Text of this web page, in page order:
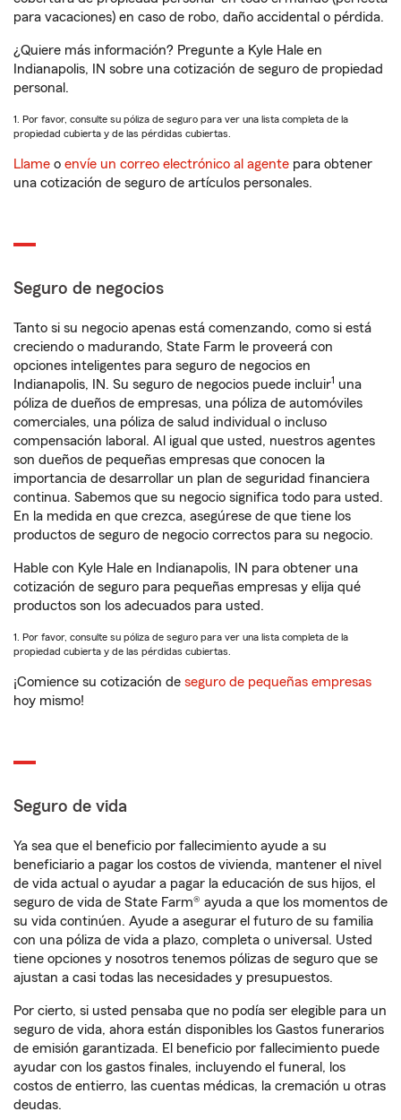
para vacaciones) en caso de robo, daño accidental o pérdida.
¿Quiere más información? Pregunte a Kyle Hale en
Indianapolis, IN sobre una cotización de seguro de propiedad
personal.
1. Por favor, consulte su póliza de seguro para ver una lista completa de la
propiedad cubierta y de las pérdidas cubiertas.
Llame o envíe un correo electrónico al agente para obtener
una cotización de seguro de artículos personales.
Seguro de negocios
Tanto si su negocio apenas está comenzando, como si está
creciendo o madurando, State Farm le proveerá con
opciones inteligentes para seguro de negocios en
Indianapolis, IN. Su seguro de negocios puede incluir1 una
póliza de dueños de empresas, una póliza de automóviles
comerciales, una póliza de salud individual o incluso
compensación laboral. Al igual que usted, nuestros agentes
son dueños de pequeñas empresas que conocen la
importancia de desarrollar un plan de seguridad financiera
continua. Sabemos que su negocio significa todo para usted.
En la medida en que crezca, asegúrese de que tiene los
productos de seguro de negocio correctos para su negocio.
Hable con Kyle Hale en Indianapolis, IN para obtener una
cotización de seguro para pequeñas empresas y elija qué
productos son los adecuados para usted.
1. Por favor, consulte su póliza de seguro para ver una lista completa de la
propiedad cubierta y de las pérdidas cubiertas.
¡Comience su cotización de seguro de pequeñas empresas
hoy mismo!
Seguro de vida
Ya sea que el beneficio por fallecimiento ayude a su
beneficiario a pagar los costos de vivienda, mantener el nivel
de vida actual o ayudar a pagar la educación de sus hijos, el
seguro de vida de State Farm® ayuda a que los momentos de
su vida continúen. Ayude a asegurar el futuro de su familia
con una póliza de vida a plazo, completa o universal. Usted
tiene opciones y nosotros tenemos pólizas de seguro que se
ajustan a casi todas las necesidades y presupuestos.
Por cierto, si usted pensaba que no podía ser elegible para un
seguro de vida, ahora están disponibles los Gastos funerarios
de emisión garantizada. El beneficio por fallecimiento puede
ayudar con los gastos finales, incluyendo el funeral, los
costos de entierro, las cuentas médicas, la cremación u otras
deudas.